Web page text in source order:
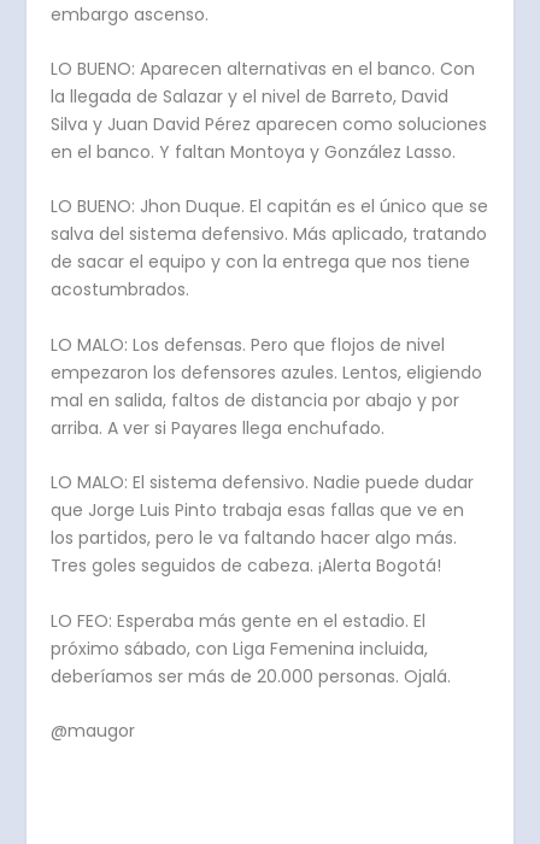
embargo ascenso.
LO BUENO: Aparecen alternativas en el banco. Con
la llegada de Salazar y el nivel de Barreto, David
Silva y Juan David Pérez aparecen como soluciones
en el banco. Y faltan Montoya y González Lasso.
LO BUENO: Jhon Duque. El capitán es el único que se
salva del sistema defensivo. Más aplicado, tratando
de sacar el equipo y con la entrega que nos tiene
acostumbrados.
LO MALO: Los defensas. Pero que flojos de nivel
empezaron los defensores azules. Lentos, eligiendo
mal en salida, faltos de distancia por abajo y por
arriba. A ver si Payares llega enchufado.
LO MALO: El sistema defensivo. Nadie puede dudar
que Jorge Luis Pinto trabaja esas fallas que ve en
los partidos, pero le va faltando hacer algo más.
Tres goles seguidos de cabeza. ¡Alerta Bogotá!
LO FEO: Esperaba más gente en el estadio. El
próximo sábado, con Liga Femenina incluida,
deberíamos ser más de 20.000 personas. Ojalá.
@maugor